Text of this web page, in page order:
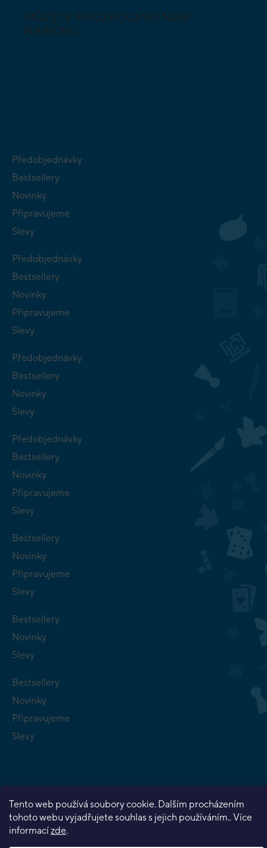
Tento web používá soubory cookie. Dalším procházením
tohoto webu vyjadřujete souhlas s jejich používáním.. Více
informacízde.
MŮŽETE PROZKOUMAT NAŠI
NABÍDKU
Předobjednávky
Bestsellery
Novinky
Připravujeme
Slevy
Předobjednávky
Bestsellery
Novinky
Připravujeme
Slevy
Předobjednávky
Bestsellery
Novinky
Slevy
Předobjednávky
Bestsellery
Novinky
Připravujeme
Slevy
Bestsellery
Novinky
Připravujeme
Slevy
Bestsellery
Novinky
Slevy
Bestsellery
Novinky
Připravujeme
Slevy
Vytvořil Shoptet Premium
Copyright 2026 Planeta her . Všechna práva vyhrazena.